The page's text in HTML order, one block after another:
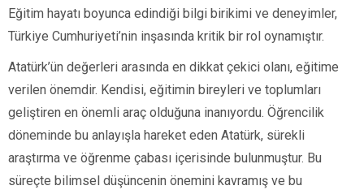
Eğitim hayatı boyunca edindiği bilgi birikimi ve deneyimler,
Türkiye Cumhuriyeti’nin inşasında kritik bir rol oynamıştır.
Atatürk’ün değerleri arasında en dikkat çekici olanı, eğitime
verilen önemdir. Kendisi, eğitimin bireyleri ve toplumları
geliştiren en önemli araç olduğuna inanıyordu. Öğrencilik
döneminde bu anlayışla hareket eden Atatürk, sürekli
araştırma ve öğrenme çabası içerisinde bulunmuştur. Bu
süreçte bilimsel düşüncenin önemini kavramış ve bu